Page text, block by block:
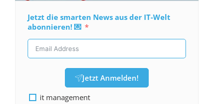
Jetzt die smarten News aus der IT-Welt
abonnieren! 💌
Jetzt Anmelden!
it management